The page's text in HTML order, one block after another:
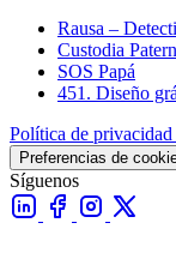
Rausa –
Custodia
SOS Papá
451. Diseño
Política de privacidad
Preferencias de
Síguenos